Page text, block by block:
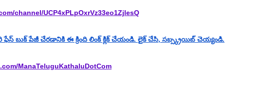
channel/UCP4xPLpOxrVz33eo1ZjlesQ
బుక్ పేజీ చేరడానికి ఈ క్రింది లింక్ క్లిక్ చేయండి. లైక్ చేసి, సబ్స్క్రయిబ్ చెయ్యండి.
ManaTeluguKathaluDotCom